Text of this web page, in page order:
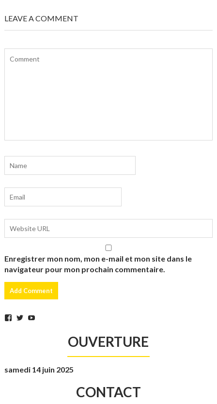
LEAVE A COMMENT
Enregistrer mon nom, mon e-mail et mon site dans le
navigateur pour mon prochain commentaire.
Facebook
TwitterYouTube
OUVERTURE
samedi 14 juin 2025
CONTACT